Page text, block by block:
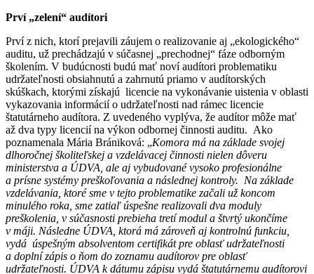
Prví „zelení“ audítori
Prví z nich, ktorí prejavili záujem o realizovanie aj „ekologického“
auditu, už prechádzajú v súčasnej „prechodnej“ fáze odborným
školením. V budúcnosti budú mať noví audítori problematiku
udržateľnosti obsiahnutú a zahrnutú priamo v audítorských
skúškach, ktorými získajú licencie na vykonávanie uistenia v oblasti
vykazovania informácií o udržateľnosti nad rámec licencie
štatutárneho audítora. Z uvedeného vyplýva, že audítor môže mať
až dva typy licencií na výkon odbornej činnosti auditu. Ako
poznamenala Mária Brániková: „Komora má na základe svojej
dlhoročnej školiteľskej a vzdelávacej činnosti nielen dôveru
ministerstva a ÚDVA, ale aj vybudované vysoko profesionálne
a prísne systémy preškoľovania a následnej kontroly. Na základe
vzdelávania, ktoré sme v tejto problematike začali už koncom
minulého roka, sme zatiaľ úspešne realizovali dva moduly
preškolenia, v súčasnosti prebieha tretí modul a štvrtý ukončíme
v máji. Následne ÚDVA, ktorá má zároveň aj kontrolnú funkciu,
vydá úspešným absolventom certifikát pre oblasť udržateľnosti
a doplní zápis o ňom do zoznamu audítorov pre oblasť
udržateľnosti. ÚDVA k dátumu zápisu vydá štatutárnemu audítorovi